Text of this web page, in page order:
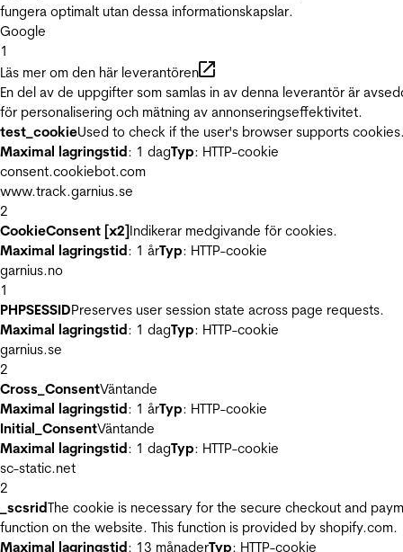
fungera optimalt utan dessa informationskapslar.
Google
1
Läs mer om den här leverantören
En del av de uppgifter som samlas in av denna leverantör är
för personalisering och mätning av annonseringseffektivitet.
test_cookieUsed to check if the user's browser supports
Maximal lagringstid: 1 dagTyp: HTTP-cookie
consent.cookiebot.com
www.track.garnius.se
2
CookieConsent [x2]Indikerar medgivande för cookies.
Maximal lagringstid: 1 årTyp: HTTP-cookie
garnius.no
1
PHPSESSIDPreserves user session state across page requests.
Maximal lagringstid: 1 dagTyp: HTTP-cookie
garnius.se
2
Cross_ConsentVäntande
Maximal lagringstid: 1 årTyp: HTTP-cookie
Initial_ConsentVäntande
Maximal lagringstid: 1 dagTyp: HTTP-cookie
sc-static.net
2
_scsridThe cookie is necessary for the secure checkout and
function on the website. This function is provided by shopify.com.
Maximal lagringstid: 13 månaderTyp: HTTP-cookie